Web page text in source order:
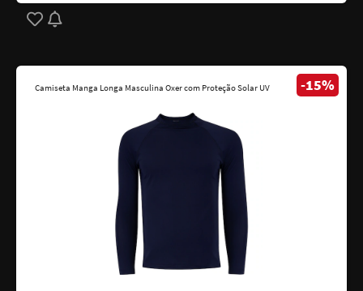
Camiseta Manga Longa Masculina Oxer com Proteção Solar UV -15%